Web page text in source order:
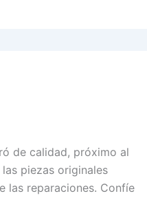
de calidad, próximo al
piezas originales
las reparaciones. Confíe